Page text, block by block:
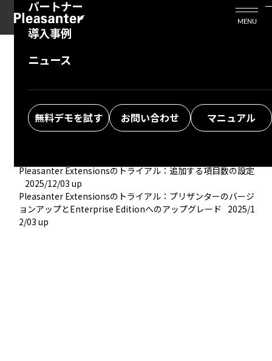
活用シーン
Enterprise Edition
パートナー
プリザンタービジネスを検討中の方
導入事例
ニュース
無料デモを試す お問い合わせ マニュアル
MENU
トライアル
Pleasanter Extensionsのトライアル：インストーラを使った
トライアル開始 2025/12/03 up
Pleasanter Extensionsのトライアル：CodeDefinerを使った
トライアル開始 2025/12/03 up
Pleasanter Extensionsのトライアル：追加する項目数の設定
2025/12/03 up
Pleasanter Extensionsのトライアル：プリザンターのバージ
ョンアップとEnterprise Editionへのアップグレード 2025/1
2/03 up